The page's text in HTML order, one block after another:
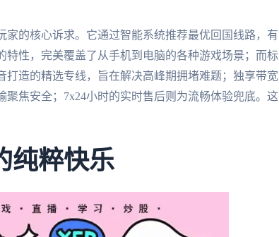
家的核心诉求。它通过智能系统推荐最优回国线路，有
性，完美覆盖了从手机到电脑的各种游戏场景；而标
造的精选专线，旨在解决高峰期拥堵难题；独享带宽
焦安全；7x24小时的实时售后则为流畅体验兜底。这
纯粹快乐